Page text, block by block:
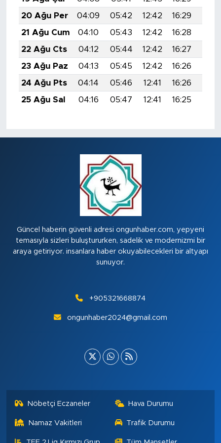
20 Ağu Per
04:09 05:42 12:42 16:29
21 Ağu Cum
04:10 05:43 12:42 16:28
22 Ağu Cts
04:12 05:44 12:42 16:27
23 Ağu Paz
04:13 05:45 12:42 16:26
24 Ağu Pts
04:14 05:46 12:41 16:26
25 Ağu Sal
04:16 05:47 12:41 16:25
Güncel haberin güvenli adresi ongunhaber.com, yepyeni
temasıyla sizleri buluştururken, sadelik ve modernizmi bir
araya getiriyor. insanlara haber okuyabilecekleri bir altyapı
sunuyor.
+905321668874
ongunhaber2024@gmail.com
Nöbetçi Eczaneler Hava Durumu
Namaz Vakitleri Trafik Durumu